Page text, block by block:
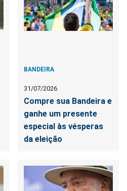
BANDEIRA
31/07/2026
Compre sua Bandeira e
ganhe um presente
especial às vésperas
da eleição